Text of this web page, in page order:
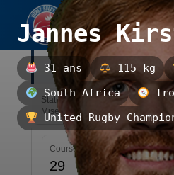
Aller
contenu
Jannes
31 ans 115 kg
South Africa
United Rugby
Jannes Kirsten est un
sud-africain.
Statistiques — United Rugby
Mise à jour le 29/11/2025 19:12
Courses
29